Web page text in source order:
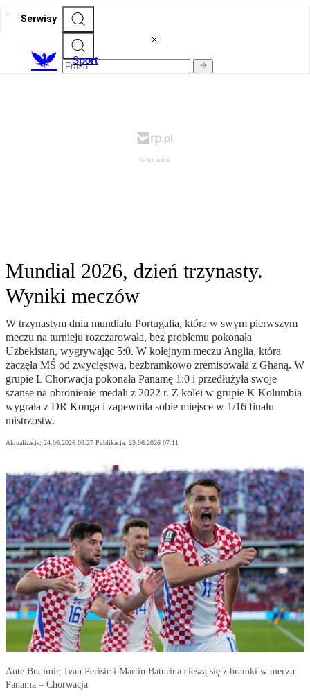
Serwisy
Sport
Mundial 2026, dzień trzynasty.
Wyniki meczów
W trzynastym dniu mundialu Portugalia, która w swym pierwszym
meczu na turnieju rozczarowała, bez problemu pokonała
Uzbekistan, wygrywając 5:0. W kolejnym meczu Anglia, która
zaczęła MŚ od zwycięstwa, bezbramkowo zremisowała z Ghaną. W
grupie L Chorwacja pokonała Panamę 1:0 i przedłużyła swoje
szanse na obronienie medali z 2022 r. Z kolei w grupie K Kolumbia
wygrała z DR Konga i zapewniła sobie miejsce w 1/16 finału
mistrzostw.
Aktualizacja: 24.06.2026 08:27 Publikacja: 23.06.2026 07:11
Ante Budimir, Ivan Perisic i Martin Baturina cieszą się z bramki w meczu
Panama – Chorwacja